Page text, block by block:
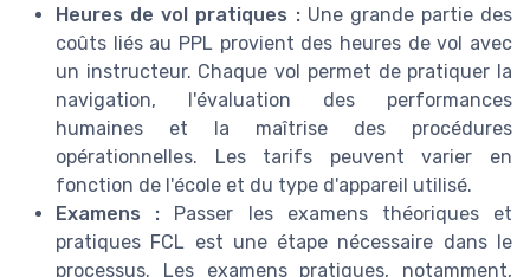
Heures de vol pratiques :Une grande partie des
coûts liés au PPL provient des heures de vol avec
un instructeur. Chaque vol permet de pratiquer la
navigation, l'évaluation des performances
humaines et la maîtrise des procédures
opérationnelles. Les tarifs peuvent varier en
fonction de l'école et du type d'appareil utilisé.
Examens : Passer les examens théoriques et
pratiques FCL est une étape nécessaire dans le
processus. Les examens pratiques, notamment,